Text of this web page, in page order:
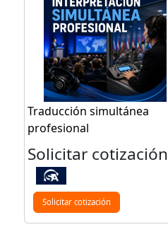
Traducción simultánea
profesional
Solicitar cotización
Solicitar cotización